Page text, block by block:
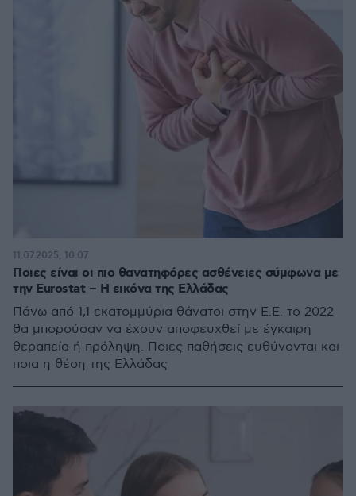
Ποιες είναι οι πιο θανατηφόρες ασθένειες σύμφωνα με
την Eurostat – Η εικόνα της Ελλάδας
Πάνω από 1,1 εκατομμύρια θάνατοι στην Ε.Ε. το 2022
θα μπορούσαν να έχουν αποφευχθεί με έγκαιρη
θεραπεία ή πρόληψη. Ποιες παθήσεις ευθύνονται και
ποια η θέση της Ελλάδας
11.07.2025, 10:07